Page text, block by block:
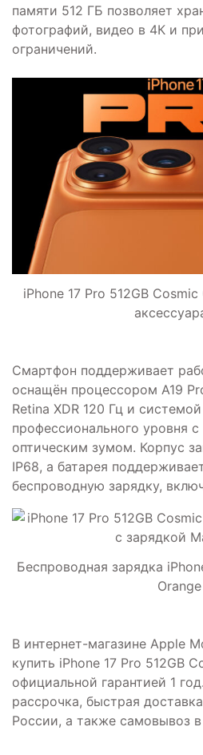
памяти 512 ГБ позволяет
фотографий, видео в 4К и
ограничений.
iPhone 17 Pro 512GB
Смартфон поддерживает
оснащён процессором A19
Retina XDR 120 Гц и
профессионального уровня
оптическим зумом. Корпус
IP68, а батарея
беспроводную зарядку,
Беспроводная зарядка
Orange
В интернет-магазине Apple
купить iPhone 17 Pro 512GB
официальной гарантией 1
рассрочка, быстрая
России, а также самовывоз в